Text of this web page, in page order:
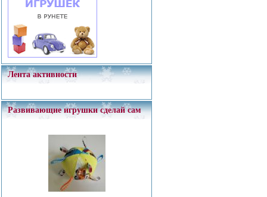
Лента активности
Развивающие игрушки сделай сам